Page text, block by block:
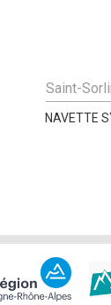
Saint-
NAVETTE